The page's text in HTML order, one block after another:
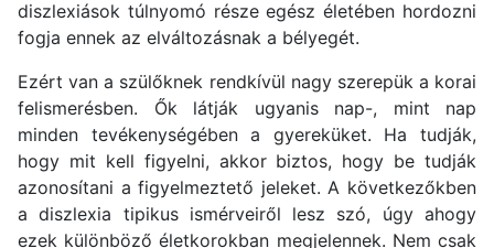
diszlexiások túlnyomó része egész életében hordozni
fogja ennek az elváltozásnak a bélyegét.
Ezért van a szülőknek rendkívül nagy szerepük a korai
felismerésben. Ők látják ugyanis nap-, mint nap
minden tevékenységében a gyereküket. Ha tudják,
hogy mit kell figyelni, akkor biztos, hogy be tudják
azonosítani a figyelmeztető jeleket. A következőkben
a diszlexia tipikus ismérveiről lesz szó, úgy ahogy
ezek különböző életkorokban megjelennek. Nem csak